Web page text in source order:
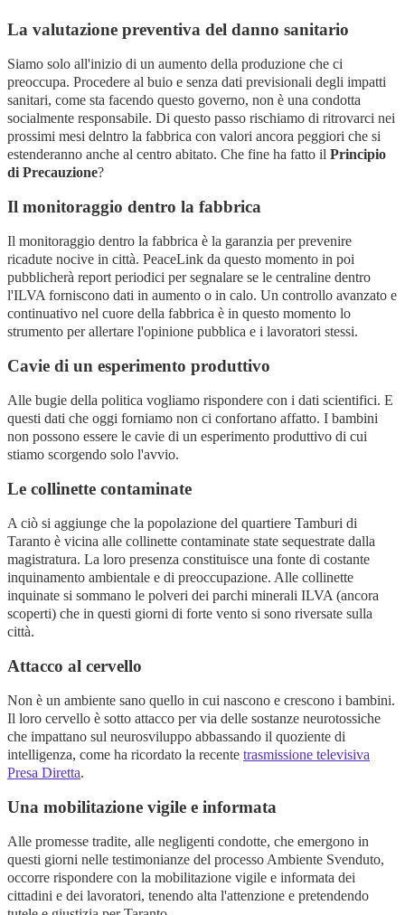
La valutazione preventiva del danno sanitario
Siamo solo all'inizio di un aumento della produzione che ci
preoccupa. Procedere al buio e senza dati previsionali degli impatti
sanitari, come sta facendo questo governo, non è una condotta
socialmente responsabile. Di questo passo rischiamo di ritrovarci nei
prossimi mesi delntro la fabbrica con valori ancora peggiori che si
estenderanno anche al centro abitato. Che fine ha fatto il Principio
di Precauzione?
Il monitoraggio dentro la fabbrica
Il monitoraggio dentro la fabbrica è la garanzia per prevenire
ricadute nocive in città. PeaceLink da questo momento in poi
pubblicherà report periodici per segnalare se le centraline dentro
l'ILVA forniscono dati in aumento o in calo. Un controllo avanzato e
continuativo nel cuore della fabbrica è in questo momento lo
strumento per allertare l'opinione pubblica e i lavoratori stessi.
Cavie di un esperimento produttivo
Alle bugie della politica vogliamo rispondere con i dati scientifici. E
questi dati che oggi forniamo non ci confortano affatto. I bambini
non possono essere le cavie di un esperimento produttivo di cui
stiamo scorgendo solo l'avvio.
Le collinette contaminate
A ciò si aggiunge che la popolazione del quartiere Tamburi di
Taranto è vicina alle collinette contaminate state sequestrate dalla
magistratura. La loro presenza constituisce una fonte di costante
inquinamento ambientale e di preoccupazione. Alle collinette
inquinate si sommano le polveri dei parchi minerali ILVA (ancora
scoperti) che in questi giorni di forte vento si sono riversate sulla
città.
Attacco al cervello
Non è un ambiente sano quello in cui nascono e crescono i bambini.
Il loro cervello è sotto attacco per via delle sostanze neurotossiche
che impattano sul neurosviluppo abbassando il quoziente di
intelligenza, come ha ricordato la recente trasmissione televisiva
Presa Diretta.
Una mobilitazione vigile e informata
Alle promesse tradite, alle negligenti condotte, che emergono in
questi giorni nelle testimonianze del processo Ambiente Svenduto,
occorre rispondere con la mobilitazione vigile e informata dei
cittadini e dei lavoratori, tenendo alta l'attenzione e pretendendo